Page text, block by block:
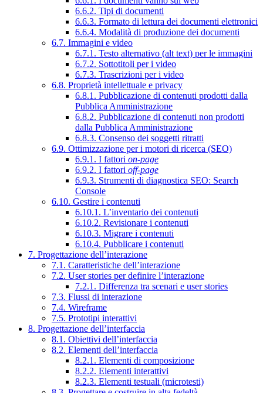
6.6.2. Tipi di documenti
6.6.3. Formato di lettura dei documenti elettronici
6.6.4. Modalità di produzione dei documenti
6.7. Immagini e video
6.7.1. Testo alternativo (alt text) per le immagini
6.7.2. Sottotitoli per i video
6.7.3. Trascrizioni per i video
6.8. Proprietà intellettuale e privacy
6.8.1. Pubblicazione di contenuti prodotti dalla
Pubblica Amministrazione
6.8.2. Pubblicazione di contenuti non prodotti
dalla Pubblica Amministrazione
6.8.3. Consenso dei soggetti ritratti
6.9. Ottimizzazione per i motori di ricerca (SEO)
6.9.1. I fattori on-page
6.9.2. I fattori off-page
6.9.3. Strumenti di diagnostica SEO: Search
Console
6.10. Gestire i contenuti
6.10.1. L’inventario dei contenuti
6.10.2. Revisionare i contenuti
6.10.3. Migrare i contenuti
6.10.4. Pubblicare i contenuti
7. Progettazione dell’interazione
7.1. Caratteristiche dell’interazione
7.2. User stories per definire l’interazione
7.2.1. Differenza tra scenari e user stories
7.3. Flussi di interazione
7.4. Wireframe
7.5. Prototipi interattivi
8. Progettazione dell’interfaccia
8.1. Obiettivi dell’interfaccia
8.2. Elementi dell’interfaccia
8.2.1. Elementi di composizione
8.2.2. Elementi interattivi
8.2.3. Elementi testuali (microtesti)